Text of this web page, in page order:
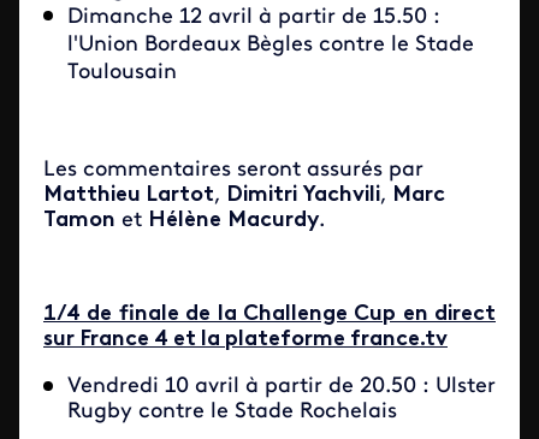
Dimanche 12 avril à partir de 15.50 :
l'Union Bordeaux Bègles contre le Stade
Toulousain
Les commentaires seront assurés par
Matthieu Lartot, Dimitri Yachvili, Marc
Tamon et Hélène Macurdy.
1/4 de finale de la Challenge Cup en direct
sur France 4 et la plateforme france.tv
Vendredi 10 avril à partir de 20.50 : Ulster
Rugby contre le Stade Rochelais